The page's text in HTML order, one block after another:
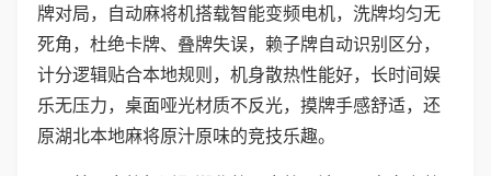
牌对局，自动麻将机搭载智能变频电机，洗牌均匀无
死角，杜绝卡牌、叠牌失误，赖子牌自动识别区分，
计分逻辑贴合本地规则，机身散热性能好，长时间娱
乐无压力，桌面哑光材质不反光，摸牌手感舒适，还
原湖北本地麻将原汁原味的竞技乐趣。